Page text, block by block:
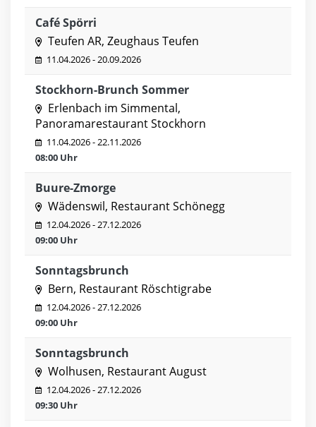
Café Spörri
Teufen AR, Zeughaus Teufen
11.04.2026 - 20.09.2026
Stockhorn-Brunch Sommer
Erlenbach im Simmental,
Panoramarestaurant Stockhorn
11.04.2026 - 22.11.2026
08:00 Uhr
Buure-Zmorge
Wädenswil, Restaurant Schönegg
12.04.2026 - 27.12.2026
09:00 Uhr
Sonntagsbrunch
Bern, Restaurant Röschtigrabe
12.04.2026 - 27.12.2026
09:00 Uhr
Sonntagsbrunch
Wolhusen, Restaurant August
12.04.2026 - 27.12.2026
09:30 Uhr